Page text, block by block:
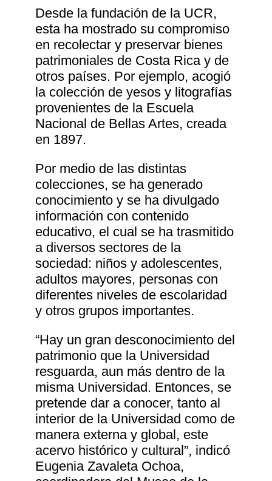
Desde la fundación de la UCR,
esta ha mostrado su compromiso
en recolectar y preservar bienes
patrimoniales de Costa Rica y de
otros países. Por ejemplo, acogió
la colección de yesos y litografías
provenientes de la Escuela
Nacional de Bellas Artes, creada
en 1897.
Por medio de las distintas
colecciones, se ha generado
conocimiento y se ha divulgado
información con contenido
educativo, el cual se ha trasmitido
a diversos sectores de la
sociedad: niños y adolescentes,
adultos mayores, personas con
diferentes niveles de escolaridad
y otros grupos importantes.
“Hay un gran desconocimiento del
patrimonio que la Universidad
resguarda, aun más dentro de la
misma Universidad. Entonces, se
pretende dar a conocer, tanto al
interior de la Universidad como de
manera externa y global, este
acervo histórico y cultural”, indicó
Eugenia Zavaleta Ochoa,